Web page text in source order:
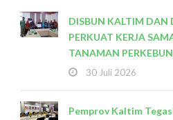
DISBUN KALTIM DAN
PERKUAT KERJA
TANAMAN
30 Juli 2026
Pemprov Kaltim